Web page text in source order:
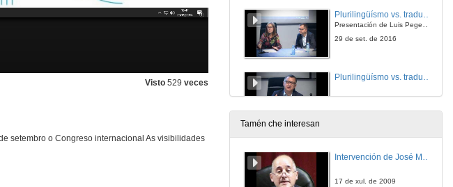
Visto 529 veces
setembro o Congreso internacional As visibilidades
Plurilingüísmo vs. tradución no debate sobre a 'literatura universal'
Presentación de Luis Pegenaute
29 de set. de 2016
Bibliotecas dixitais como ferramentas de traballo en investigación sobre tradución literaria
Tamén che interesan
Intervención de José Maria Barja
17 de xul. de 2009